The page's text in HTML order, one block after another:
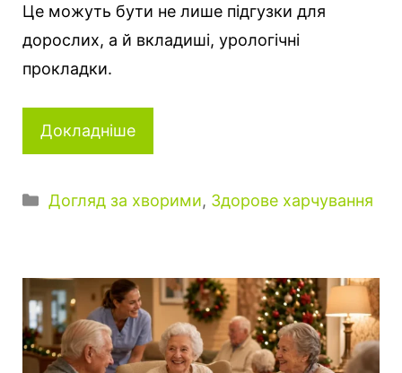
Це можуть бути не лише підгузки для
дорослих, а й вкладиші, урологічні
прокладки.
Докладніше
К
г
о
р
і
Догляд за хворими, Здорове харчування